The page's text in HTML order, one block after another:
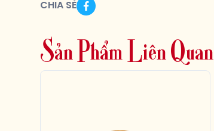
CHIA SẺ
Sản Phẩm Liên Quan